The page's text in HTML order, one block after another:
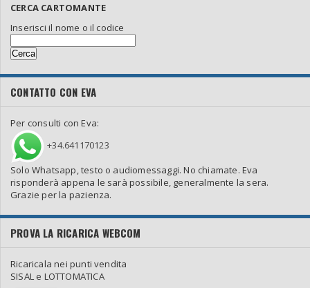
CERCA CARTOMANTE
Inserisci il nome o il codice
CONTATTO CON EVA
Per consulti con Eva:
+34.641170123
Solo Whatsapp, testo o audiomessaggi. No chiamate. Eva
risponderà appena le sarà possibile, generalmente la sera.
Grazie per la pazienza.
PROVA LA RICARICA WEBCOM
Ricaricala nei punti vendita
SISAL e LOTTOMATICA